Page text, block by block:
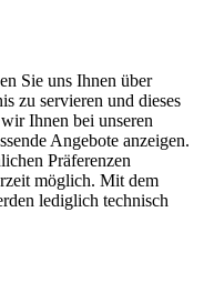
Sie uns Ihnen über
zu servieren und dieses
Ihnen bei unseren
Angebote anzeigen.
Präferenzen
möglich. Mit dem
lediglich technisch